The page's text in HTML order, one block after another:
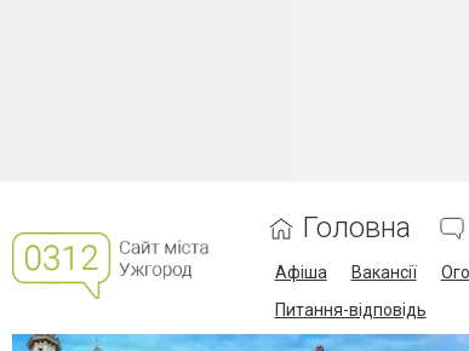
Головна
Афіша Вакансії
Питання-відповідь